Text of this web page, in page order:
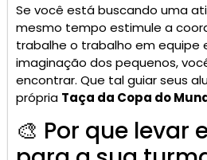
Se você está buscando uma
mesmo tempo estimule a
trabalhe o trabalho em equipe
imaginação dos pequenos,
encontrar. Que tal guiar seus
própria Taça da Copa do
🎨 Por que levar